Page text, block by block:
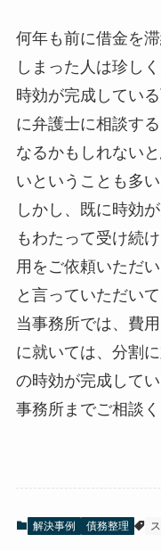
何年も前に借金を
しまった人は珍し
時効が完成してい
に弁護士に相談す
なるかもしれない
いということも多い
しかし、既に時効
もわたって受け続
用をご依頼いただ
と言っていただいて
当事務所では、費
に就いては、分割
の時効が完成して
事務所までご相談く
解決事例 債務整理